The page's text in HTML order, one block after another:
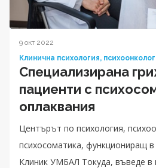
9 окт 2022
Клинична психология,
Специализирана
пациенти с
оплаквания
Центърът по психология,
психосоматика, функциониращ
Клиник УМБАЛ Токуда, въведе в